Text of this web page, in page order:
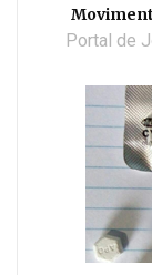
Portal de